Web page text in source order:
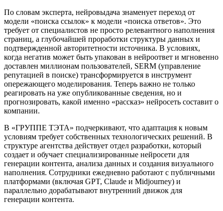
По словам эксперта, нейровыдача знаменует переход от
модели «поиска ссылок» к модели «поиска ответов». Это
требует от специалистов не просто релевантного наполнения
страниц, а глубочайшей проработки структуры данных и
подтвержденной авторитетности источника. В условиях,
когда негатив может быть упакован в нейроответ и мгновенно
доставлен миллионам пользователей, SERM (управление
репутацией в поиске) трансформируется в инструмент
опережающего моделирования. Теперь важно не только
реагировать на уже опубликованные сведения, но и
прогнозировать, какой именно «рассказ» нейросеть составит о
компании.
В «ГРУППЕ ТЭТА» подчеркивают, что адаптация к новым
условиям требует собственных технологических решений. В
структуре агентства действует отдел разработки, который
создает и обучает специализированные нейросети для
генерации контента, анализа данных и создания визуального
наполнения. Сотрудники ежедневно работают с публичными
платформами (включая GPT, Claude и Midjourney) и
параллельно дорабатывают внутренний движок для
генерации контента.